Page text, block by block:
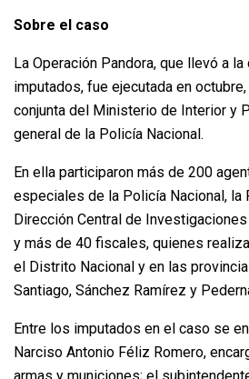
Sobre el caso
La Operación Pandora, que llevó a
imputados, fue ejecutada en
conjunta del Ministerio de Interior y
general de la Policía Nacional.
En ella participaron más de 200
especiales de la Policía Nacional, la
Dirección Central de
y más de 40 fiscales, quienes
el Distrito Nacional y en las
Santiago, Sánchez Ramírez y
Entre los imputados en el caso se
Narciso Antonio Féliz Romero,